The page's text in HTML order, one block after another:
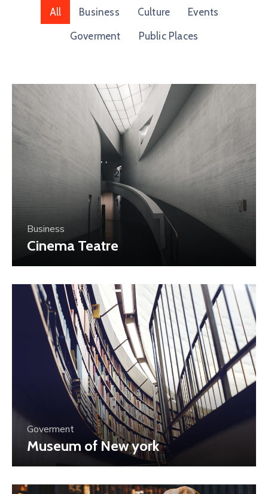
All Business Culture
Events
Goverment
Public Places
Business
Cinema Teatre
Goverment
Museum of New york